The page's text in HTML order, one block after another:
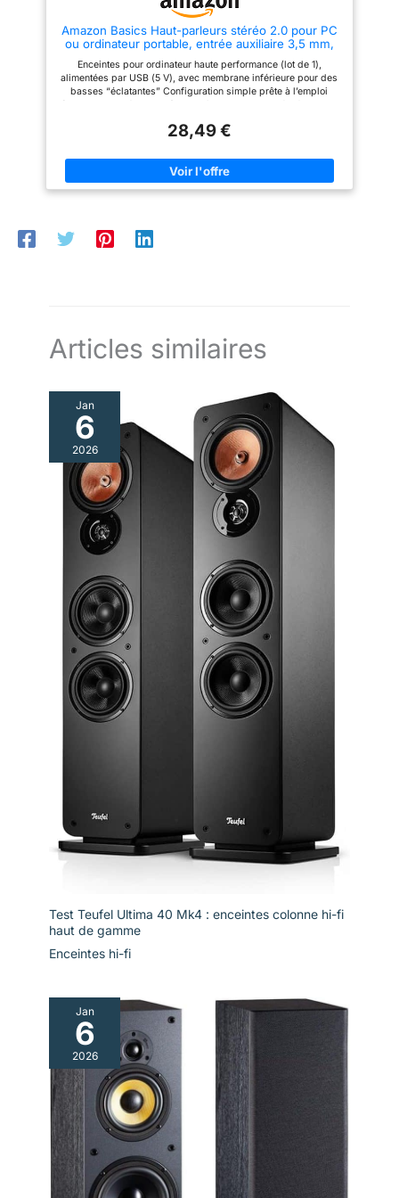
vous permet d’ajuster le volume
fluide et un design raffiné
Amazon Basics Haut-parleurs stéréo 2.0 pour PC
ou ordinateur portable, entrée auxiliaire 3,5 mm,
alimentation USB, 1 paire, noir
Enceintes pour ordinateur haute performance (lot de 1),
alimentées par USB (5 V), avec membrane inférieure pour des
basses “éclatantes” Configuration simple prête à l’emploi
éclairage d’accentuation bleu à LED pour un style moderne et
rayures Gamme de fréquences de 80 Hz à 20 KHz ; 2,4 watts
de valeur efficace totale (1,2 watts par enceinte)
28,49 €
Articles similaires
Jan
6
2026
Test Teufel Ultima 40 Mk4 : enceintes colonne hi-fi
haut de gamme
Enceintes hi-fi
Jan
6
2026